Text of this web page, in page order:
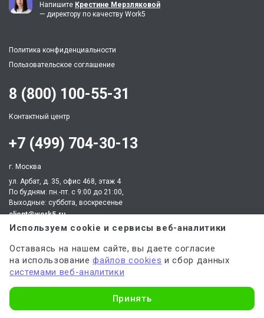
Напишите Крестине Мерзляковой
— директору по качеству Work5
Политика конфиденциальности
Пользовательское соглашение
Партнер по процессингу электронных платежей
8 (800) 100-55-31
Контактный центр
+7 (499) 704-30-13
г. Москва
ул. Арбат, д. 35, офис 468, этаж 4
По будням: пн.-пт. c 9:00 до 21:00,
Выходные: суббота, воскресенье
client@work5.ru
Используем cookie и сервисы веб-аналитики
Оставаясь на нашем сайте, вы даете согласие
на использованиефайлов cookies и сбор данных
системами веб-аналитики
Принять